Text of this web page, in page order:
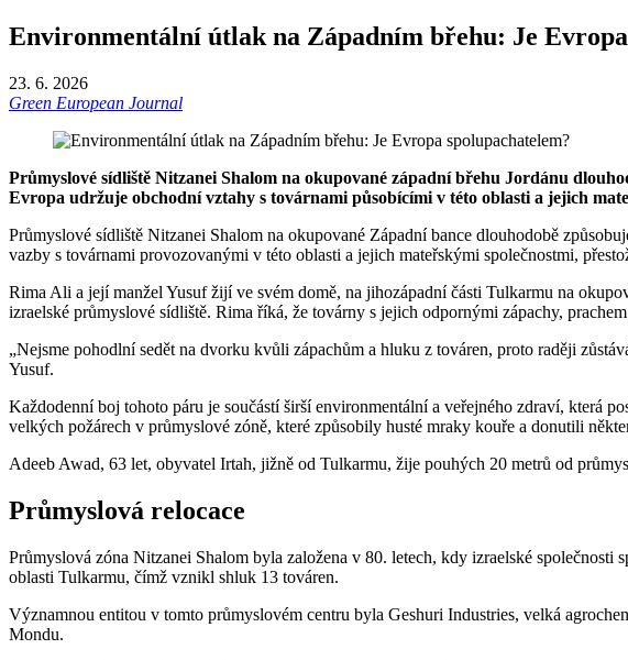
Environmentální útlak na Západním břehu: Je
23. 6. 2026
Green European Journal
Průmyslové sídliště Nitzanei Shalom na okupované západní břehu Jordánu
Evropa udržuje obchodní vztahy s továrnami působícími v této oblasti a jejich
Průmyslové sídliště Nitzanei Shalom na okupované Západní bance dlouhodobě
vazby s továrnami provozovanými v této oblasti a jejich mateřskými společnostmi,
Rima Ali a její manžel Yusuf žijí ve svém domě, na jihozápadní části Tulkarmu na
izraelské průmyslové sídliště. Rima říká, že továrny s jejich odpornými zápachy,
„Nejsme pohodlní sedět na dvorku kvůli zápachům a hluku z továren, proto raději
Yusuf.
Každodenní boj tohoto páru je součástí širší environmentální a veřejného zdraví, která
velkých požárech v průmyslové zóně, které způsobily husté mraky kouře a donutili
Adeeb Awad, 63 let, obyvatel Irtah, jižně od Tulkarmu, žije pouhých 20 metrů od
Průmyslová relocace
Průmyslová zóna Nitzanei Shalom byla založena v 80. letech, kdy izraelské
oblasti Tulkarmu, čímž vznikl shluk 13 továren.
Významnou entitou v tomto průmyslovém centru byla Geshuri Industries, velká
Mondu.